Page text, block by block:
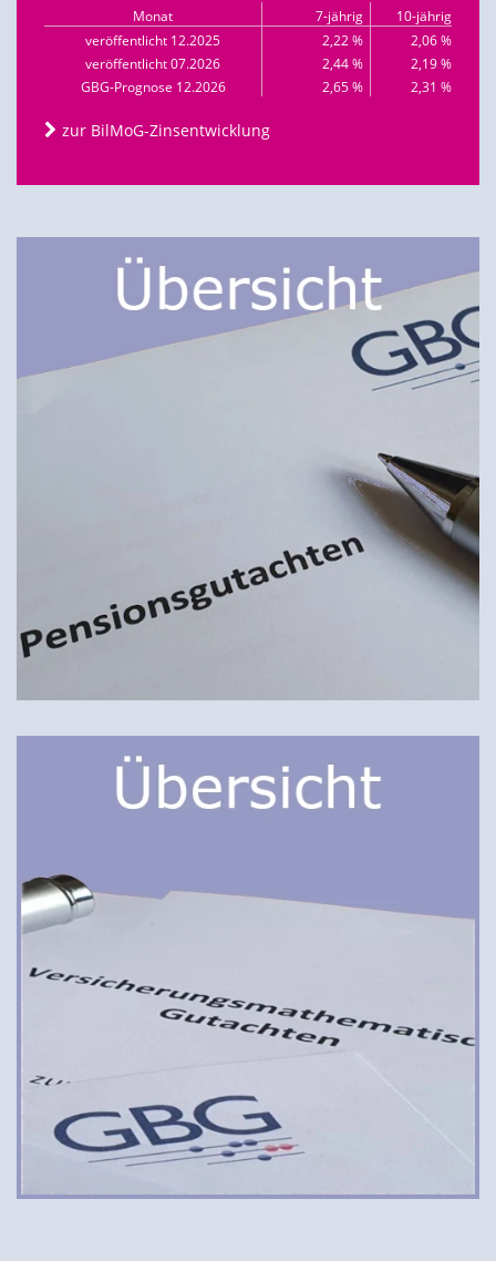
Monat 7-jährig
10-jährig
veröffentlicht 12.2025
2,22 %
2,06 %
veröffentlicht 07.2026
2,44 %
2,19 %
GBG-Prognose 12.2026
2,65 % 2,31 %
zur BilMoG-Zinsentwicklung